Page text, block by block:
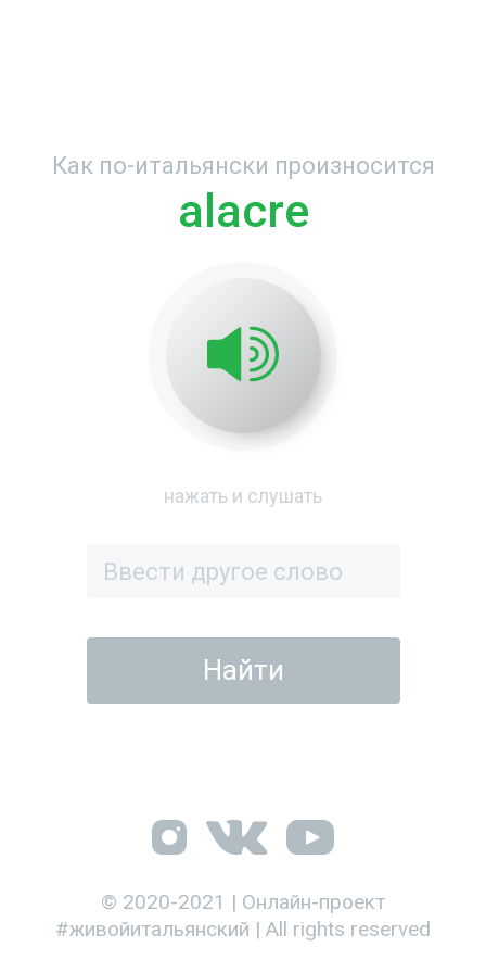
Как по-итальянски произносится
alacre
нажать и слушать
© 2020-2021 | Онлайн-проект
#живойитальянский | All rights reserved